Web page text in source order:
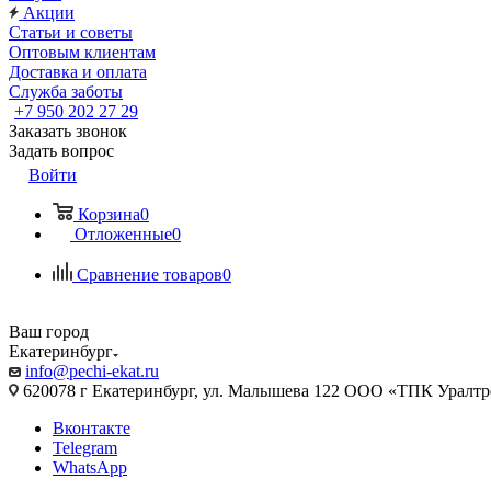
Акции
Статьи и советы
Оптовым клиентам
Доставка и оплата
Служба заботы
+7 950 202 27 29
Заказать звонок
Задать вопрос
Войти
Корзина0
Отложенные0
Сравнение товаров0
Ваш город
Екатеринбург
info@pechi-ekat.ru
620078 г Екатеринбург, ул. Малышева 122 ООО «ТПК
Вконтакте
Telegram
WhatsApp